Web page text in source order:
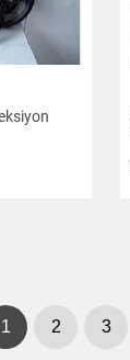
1 2 3